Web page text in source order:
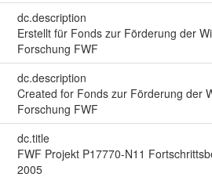
dc.description
Erstellt für Fonds zur Förderung der
Forschung FWF
dc.description
Created for Fonds zur Förderung der
Forschung FWF
dc.title
FWF Projekt P17770-N11
2005